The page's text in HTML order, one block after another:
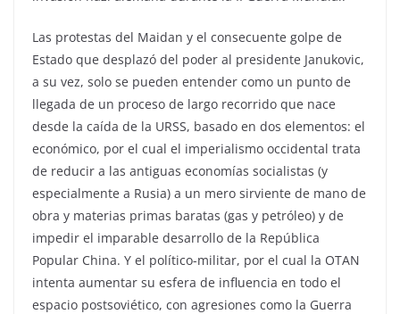
Las protestas del Maidan y el consecuente golpe de
Estado que desplazó del poder al presidente Janukovic,
a su vez, solo se pueden entender como un punto de
llegada de un proceso de largo recorrido que nace
desde la caída de la URSS, basado en dos elementos: el
económico, por el cual el imperialismo occidental trata
de reducir a las antiguas economías socialistas (y
especialmente a Rusia) a un mero sirviente de mano de
obra y materias primas baratas (gas y petróleo) y de
impedir el imparable desarrollo de la República
Popular China. Y el político-militar, por el cual la OTAN
intenta aumentar su esfera de influencia en todo el
espacio postsoviético, con agresiones como la Guerra